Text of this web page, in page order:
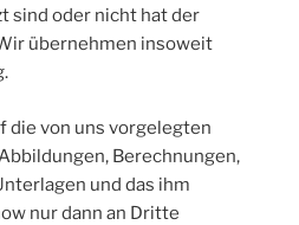
sind oder nicht hat der
übernehmen insoweit
die von uns vorgelegten
Berechnungen,
und das ihm
nur dann an Dritte